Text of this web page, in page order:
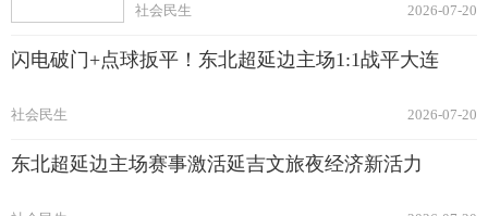
2026-07-20
社会民生
闪电破门+点球扳平！东北超延边主场1:1战平大连
2026-07-20
社会民生
东北超延边主场赛事激活延吉文旅夜经济新活力